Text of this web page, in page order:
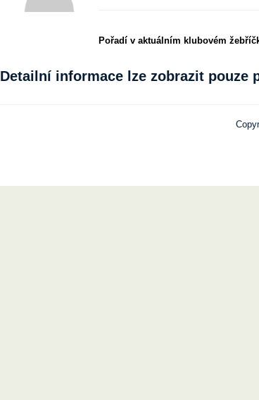
Pořadí v aktuálním klubovém
Detailní informace lze zobrazit pouze